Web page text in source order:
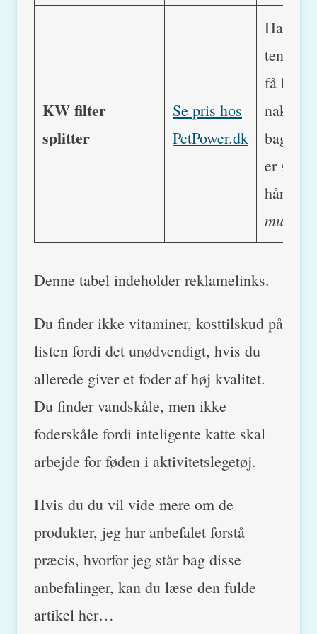
KW filter
splitter
Se pris hos
PetPower.dk
Har din
få
nakken
bag
er
hår-
must
Denne tabel indeholder reklamelinks.
Du finder ikke vitaminer, kosttilskud på
listen fordi det unødvendigt, hvis du
allerede giver et foder af høj kvalitet.
Du finder vandskåle, men ikke
foderskåle fordi inteligente katte skal
arbejde for føden i aktivitetslegetøj.
Hvis du du vil vide mere om de
produkter, jeg har anbefalet forstå
præcis, hvorfor jeg står bag disse
anbefalinger, kan du læse den fulde
artikel her…